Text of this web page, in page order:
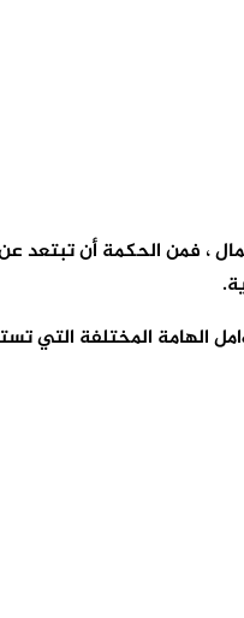
، فمن الحكمة أن
الهامة المختلفة التي